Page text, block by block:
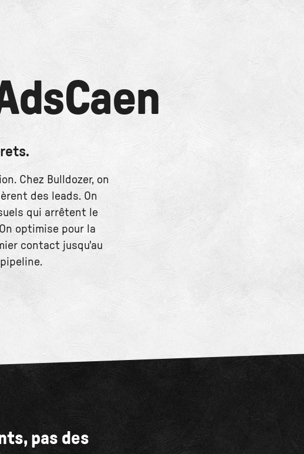
Caen
Chez Bulldozer, on
des leads. On
qui arrêtent le
optimise pour la
contact jusqu'au
pas des